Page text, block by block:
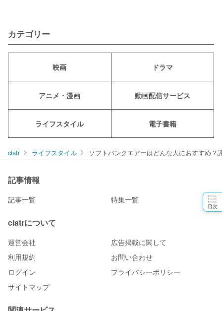
目次
カテゴリー
映画 ドラマ
アニメ・漫画 動画配信サービス
ライフスタイル 電子書籍
ciatr ライフスタイル ソフトバンクエアーはどんな人におすすめ
記事情報
記事一覧 特集一覧
ciatrについて
運営会社
広告掲載に関して
利用規約
お問い合わせ
ログイン
プライバシーポリシー
サイトマップ